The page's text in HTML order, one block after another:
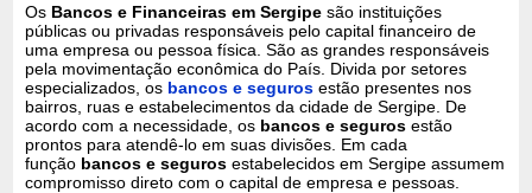
Os Bancos e Financeiras em Sergipe são instituições
públicas ou privadas responsáveis pelo capital financeiro de
uma empresa ou pessoa física. São as grandes responsáveis
pela movimentação econômica do País. Divida por setores
especializados, os bancos e seguros estão presentes nos
bairros, ruas e estabelecimentos da cidade de Sergipe. De
acordo com a necessidade, os bancos e seguros estão
prontos para atendê-lo em suas divisões. Em cada
função bancos e seguros estabelecidos em Sergipe assumem
compromisso direto com o capital de empresa e pessoas.